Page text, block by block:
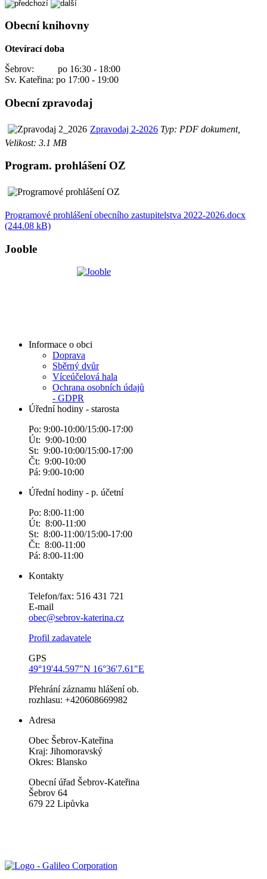
Obecní knihovny
Otevírací doba
Šebrov: po 16:30 - 18:00
Sv. Kateřina: po 17:00 - 19:00
Obecní zpravodaj
Zpravodaj 2-2026 Typ: PDF dokument,
Velikost: 3.1 MB
Program. prohlášení OZ
Programové prohlášení obecního zastupitelstva 2022-2026.docx
(244.08 kB)
Jooble
Informace o obci
Doprava
Sběrný dvůr
Víceúčelová hala
Ochrana osobních údajů
- GDPR
Úřední hodiny - starosta
Po: 9:00-10:00/15:00-17:00
Út: 9:00-10:00
St: 9:00-10:00/15:00-17:00
Čt: 9:00-10:00
Pá: 9:00-10:00
Úřední hodiny - p. účetní
Po: 8:00-11:00
Út: 8:00-11:00
St: 8:00-11:00/15:00-17:00
Čt: 8:00-11:00
Pá: 8:00-11:00
Kontakty
Telefon/fax: 516 431 721
E-mail
obec@sebrov-katerina.cz
Profil zadavatele
GPS
49°19'44.597"N 16°36'7.61"E
Přehrání záznamu hlášení ob.
rozhlasu: +420608669982
Adresa
Obec Šebrov-Kateřina
Kraj: Jihomoravský
Okres: Blansko
Obecní úřad Šebrov-Kateřina
Šebrov 64
679 22 Lipůvka